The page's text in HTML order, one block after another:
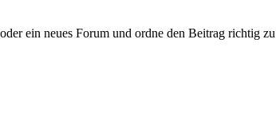
ein neues Forum und ordne den Beitrag richtig zu